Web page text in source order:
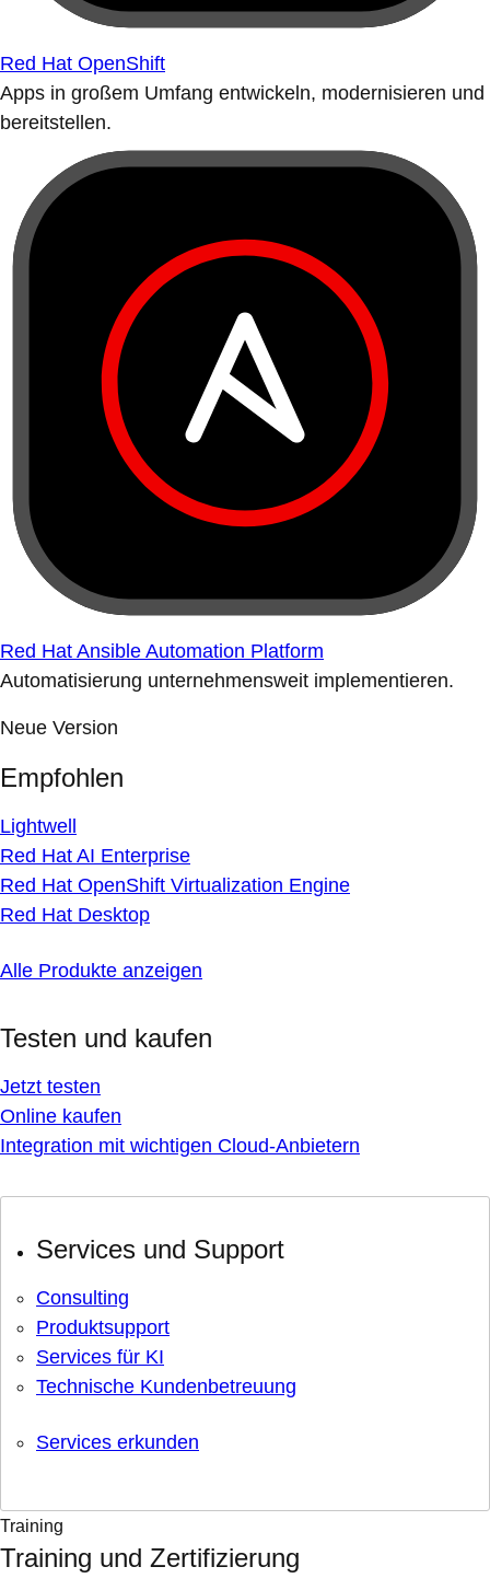
Red Hat OpenShift
Apps in großem Umfang entwickeln, modernisieren und
bereitstellen.
Red Hat Ansible Automation Platform
Automatisierung unternehmensweit implementieren.
Neue Version
Empfohlen
Lightwell
Red Hat AI Enterprise
Red Hat OpenShift Virtualization Engine
Red Hat Desktop
Alle Produkte anzeigen
Testen und kaufen
Jetzt testen
Online kaufen
Integration mit wichtigen Cloud-Anbietern
Services und Support
Consulting
Produktsupport
Services für KI
Technische Kundenbetreuung
Services erkunden
Training
Training und Zertifizierung